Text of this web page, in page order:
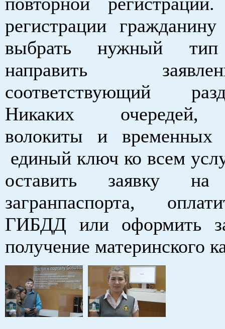
регистрации
выбрать нужный
направить
соответствующий
Никаких очередей,
волокиты и временных
единый ключ ко всем
оставить заявку на
загранпаспорта,
ГИБДД или оформить
получение материнского